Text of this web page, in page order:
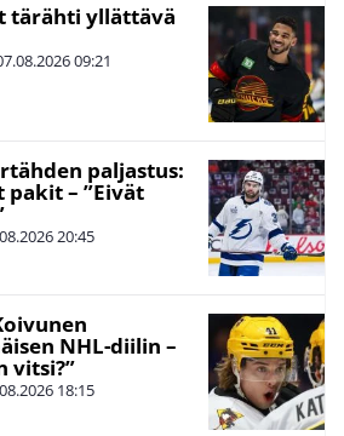
tärähti yllättävä
09:21
paljastus:
– ”Eivät
20:45
NHL-diilin –
vitsi?”
18:15